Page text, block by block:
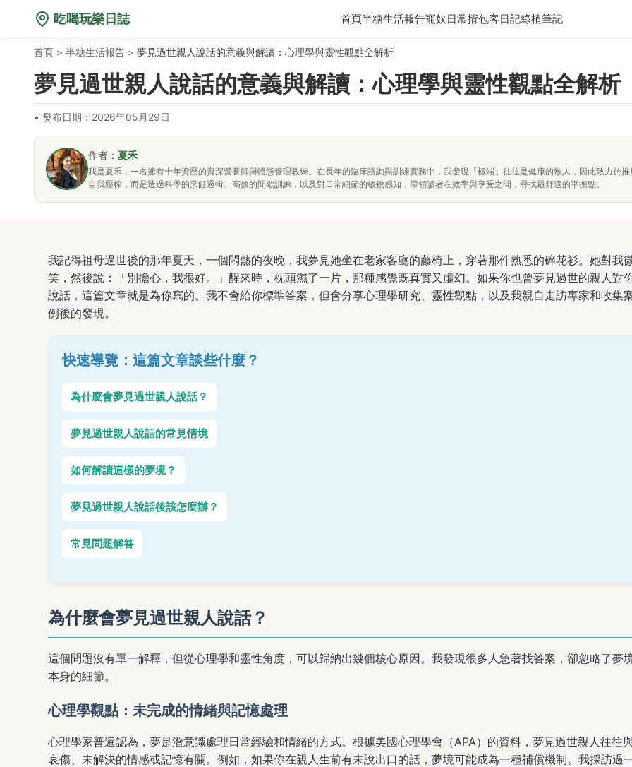
吃喝玩樂日誌 首頁半糖生活報告寵奴日常揹包客日記綠植筆記
首頁 > 半糖生活報告 > 夢見過世親人說話的意義與解讀：心理學與靈性觀點全解析
夢見過世親人說話的意義與解讀：心理學與靈性觀點全解析
• 發布日期：2026年05月29日
作者： 夏禾
我是夏禾，一名擁有十年資歷的資深營養師與體態管理教練。在長年的臨床諮詢與訓練實務中，我發現「極端」往往是健康的敵人，因此致力於
自我壓榨，而是透過科學的烹飪邏輯、高效的間歇訓練，以及對日常細節的敏銳感知，帶領讀者在效率與享受之間，尋找最舒適的平衡點。
我記得祖母過世後的那年夏天，一個悶熱的夜晚，我夢見她坐在老家客廳的藤椅上，穿著那件熟悉的碎花衫。她對我
笑，然後說：「別擔心，我很好。」醒來時，枕頭濕了一片，那種感覺既真實又虛幻。如果你也曾夢見過世的親人對
說話，這篇文章就是為你寫的。我不會給你標準答案，但會分享心理學研究、靈性觀點，以及我親自走訪專家和收集
例後的發現。
快速導覽：這篇文章談些什麼？
為什麼會夢見過世親人說話？
夢見過世親人說話的常見情境
如何解讀這樣的夢境？
夢見過世親人說話後該怎麼辦？
常見問題解答
為什麼會夢見過世親人說話？
這個問題沒有單一解釋，但從心理學和靈性角度，可以歸納出幾個核心原因。我發現很多人急著找答案，卻忽略了夢
本身的細節。
心理學觀點：未完成的情緒與記憶處理
心理學家普遍認為，夢是潛意識處理日常經驗和情緒的方式。根據美國心理學會（APA）的資料，夢見過世親人往往
哀傷、未解決的情感或記憶有關。例如，如果你在親人生前有未說出口的話，夢境可能成為一種補償機制。我採訪過